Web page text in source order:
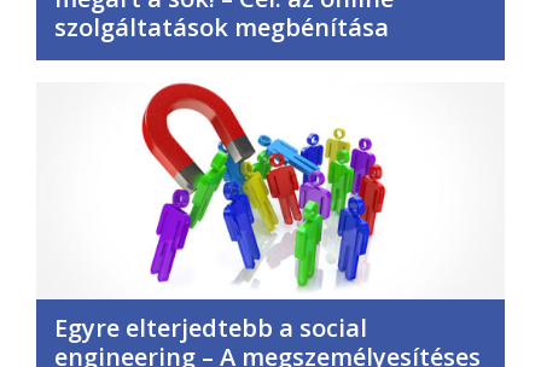
szolgáltatások megbénítása
Egyre elterjedtebb a social
engineering – A megszemélyesítéses